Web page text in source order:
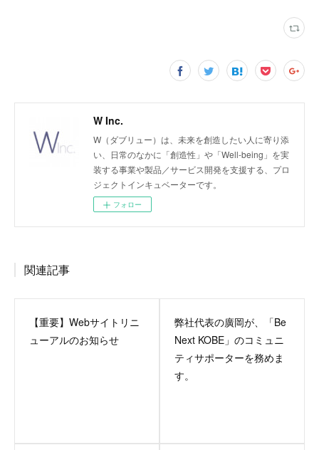
W Inc.
W（ダブリュー）は、未来を創造したい人に寄り添
い、日常のなかに「創造性」や「Well-being」を実
装する事業や製品／サービス開発を支援する、プロ
ジェクトインキュベーターです。
フォロー
関連記事
【重要】Webサイトリニ
ューアルのお知らせ
弊社代表の廣岡が、「Be
Next KOBE」のコミュニ
ティサポーターを務めま
す。